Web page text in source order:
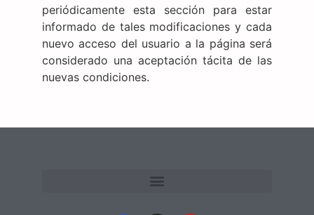
periódicamente esta sección para estar
informado de tales modificaciones y cada
nuevo acceso del usuario a la página será
considerado una aceptación tácita de las
nuevas condiciones.